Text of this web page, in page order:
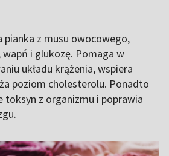
pianka z musu owocowego,
i glukozę. Pomaga w
układu krążenia, wspiera
poziom cholesterolu. Ponadto
toksyn z organizmu i poprawia